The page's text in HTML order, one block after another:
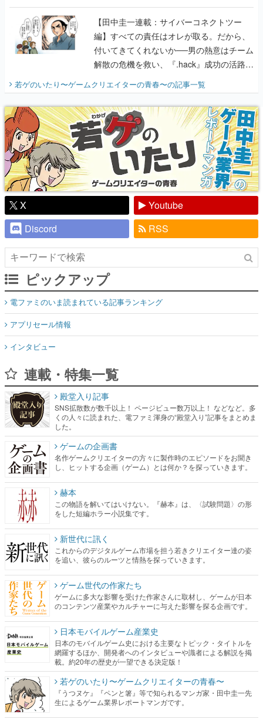
に行って、より理解を深めよう【PR】
【田中圭一連載：サイバーコネクトツー
編】すべての責任はオレが取る。だから、
付いてきてくれないか──男の熱意はチーム
解散の危機を救い、『.hack』成功の活路を
開く。業界の快男児・松山 洋に流れる血は
『少年ジャンプ』色だった【若ゲのいた
り】
若ゲのいたり〜ゲームクリエイターの青春〜の記事一覧
X
Youtube
Discord
RSS
ピックアップ
電ファミのいま読まれている記事ランキング
アプリセール情報
インタビュー
連載・特集一覧
殿堂入り記事
SNS拡散数が数千以上！ ページビュー数万以上！ などなど。多
くの人々に読まれた、電ファミ渾身の“殿堂入り”記事をまとめま
した。
ゲームの企画書
名作ゲームクリエイターの方々に製作時のエピソードをお聞き
し、ヒットする企画（ゲーム）とは何か？を探っていきます。
赫本
この物語を解いてはいけない。『赫本』は、〈試験問題〉の形
をした短編ホラー小説集です。
新世代に訊く
これからのデジタルゲーム市場を担う若きクリエイター達の姿
を追い、彼らのルーツと情熱を探っていきます。
ゲーム世代の作家たち
ゲームに多大な影響を受けた作家さんに取材し、ゲームが日本
のコンテンツ産業やカルチャーに与えた影響を探る企画です。
日本モバイルゲーム産業史
日本のモバイルゲーム史における主要なトピック・タイトルを
網羅するほか、開発者へのインタビューや識者による解説を掲
載。約20年の歴史が一望できる決定版！
若ゲのいたり〜ゲームクリエイターの青春〜
『うつヌケ』『ペンと箸』等で知られるマンガ家・田中圭一先
生によるゲーム業界レポートマンガです。